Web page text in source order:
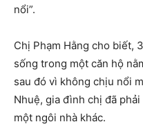
nổi”.
Chị Phạm Hằng cho biết,
sống trong một căn hộ
sau đó vì không chịu nổi
Nhuệ, gia đình chị đã
một ngôi nhà khác.